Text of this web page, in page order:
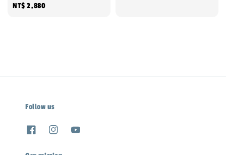
Regular
NT$ 2,880
Follow us